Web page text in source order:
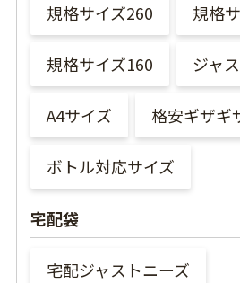
規格サイズ260 規格
規格サイズ160 ジャ
A4サイズ 格安ギザギ
ボトル対応サイズ
宅配袋
宅配ジャストニーズ